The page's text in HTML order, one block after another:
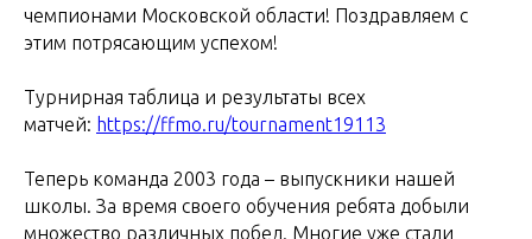
чемпионами Московской области! Поздравляем с
этим потрясающим успехом!
Турнирная таблица и результаты всех
матчей: https://ffmo.ru/tournament19113
Теперь команда 2003 года – выпускники нашей
школы. За время своего обучения ребята добыли
множество различных побед. Многие уже стали